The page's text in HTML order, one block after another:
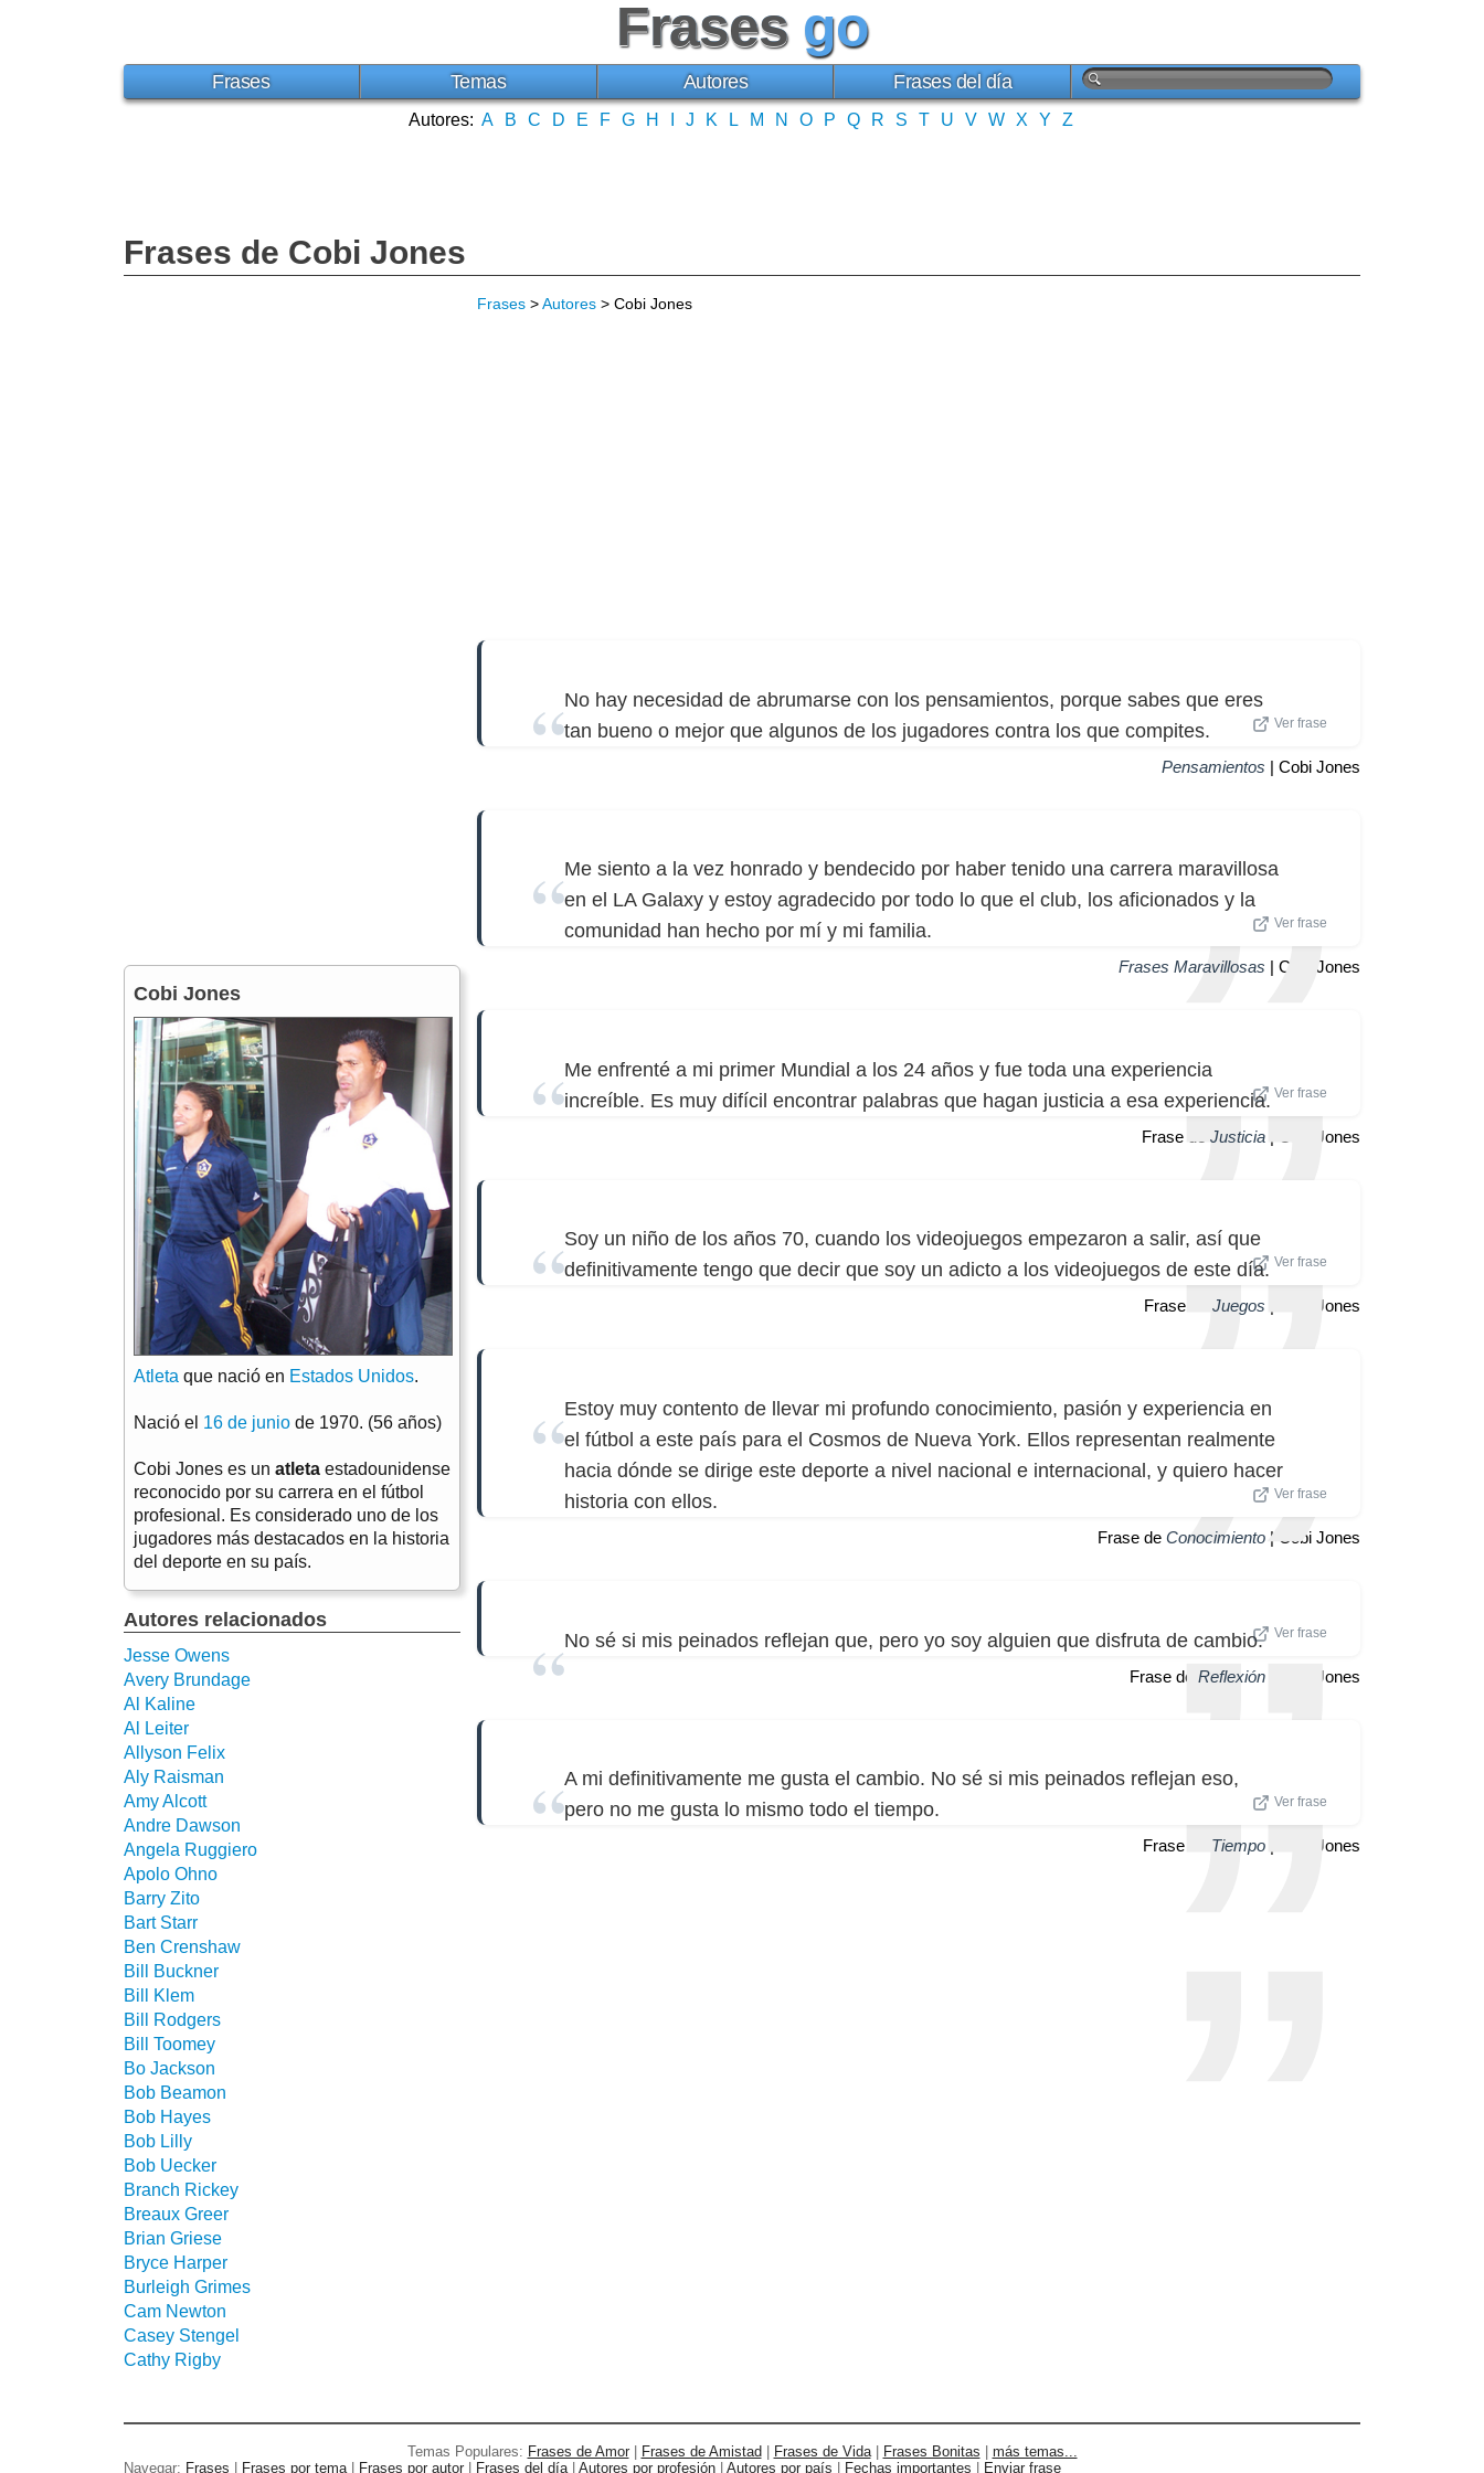
Frases go
Frases Temas Autores Frases del día
Autores: A B C D E F G H J K L M N O P Q R S T U V W X Y Z
Frases de Cobi Jones
Frases >Autores > Cobi Jones
No hay necesidad de abrumarse con los pensamientos, porque sabes que eres
tan bueno o mejor que algunos de los jugadores contra los que compites.
Ver frase
Pensamientos | Cobi Jones
Me siento a la vez honrado y bendecido por haber tenido una carrera maravillosa
en el LA Galaxy y estoy agradecido por todo lo que el club, los aficionados y la
comunidad han hecho por mí y mi familia.
Ver frase
Frases Maravillosas | Cobi Jones
Me enfrenté a mi primer Mundial a los 24 años y fue toda una experiencia
increíble. Es muy difícil encontrar palabras que hagan justicia a esa experiencia. Ver frase
Frase de Justicia | Cobi Jones
Soy un niño de los años 70, cuando los videojuegos empezaron a salir, así que
definitivamente tengo que decir que soy un adicto a los videojuegos de este día. Ver frase
Frase de Juegos | Cobi Jones
Estoy muy contento de llevar mi profundo conocimiento, pasión y experiencia en
el fútbol a este país para el Cosmos de Nueva York. Ellos representan realmente
hacia dónde se dirige este deporte a nivel nacional e internacional, y quiero hacer
historia con ellos.
Ver frase
Frase de Conocimiento | Cobi Jones
No sé si mis peinados reflejan que, pero yo soy alguien que disfruta de cambio. Ver frase
Frase de Reflexión | Cobi Jones
A mi definitivamente me gusta el cambio. No sé si mis peinados reflejan eso,
pero no me gusta lo mismo todo el tiempo.
Ver frase
Frase de Tiempo | Cobi Jones
Cobi Jones
Atleta que nació en Estados Unidos.
Nació el 16 de junio de 1970. (56 años)
Cobi Jones es un atleta estadounidense
reconocido por su carrera en el fútbol
profesional. Es considerado uno de los
jugadores más destacados en la historia
del deporte en su país.
Autores relacionados
Jesse Owens
Avery Brundage
Al Kaline
Al Leiter
Allyson Felix
Aly Raisman
Amy Alcott
Andre Dawson
Angela Ruggiero
Apolo Ohno
Barry Zito
Bart Starr
Ben Crenshaw
Bill Buckner
Bill Klem
Bill Rodgers
Bill Toomey
Bo Jackson
Bob Beamon
Bob Hayes
Bob Lilly
Bob Uecker
Branch Rickey
Breaux Greer
Brian Griese
Bryce Harper
Burleigh Grimes
Cam Newton
Casey Stengel
Cathy Rigby
Temas Populares: Frases de Amor| Frases de Amistad Frases de Vida| Frases Bonitas
más temas...
Navegar: Frases Frases por tema| Frases por autor Frases del día| Autores por profesión Autores por país Fechas importantes Enviar frase